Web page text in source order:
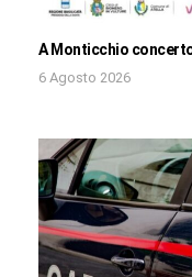
A Monticchio
6 Agosto 2026